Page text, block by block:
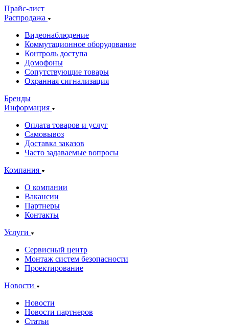
Прайс-лист
Распродажа
Видеонаблюдение
Коммутационное оборудование
Контроль доступа
Домофоны
Сопутствующие товары
Охранная сигнализация
Бренды
Информация
Оплата товаров и услуг
Самовывоз
Доставка заказов
Часто задаваемые вопросы
Компания
О компании
Вакансии
Партнеры
Контакты
Услуги
Сервисный центр
Монтаж систем безопасности
Проектирование
Новости
Новости
Новости партнеров
Статьи